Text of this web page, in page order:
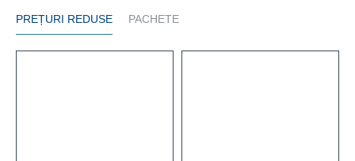
PREȚURI REDUSE PACHETE